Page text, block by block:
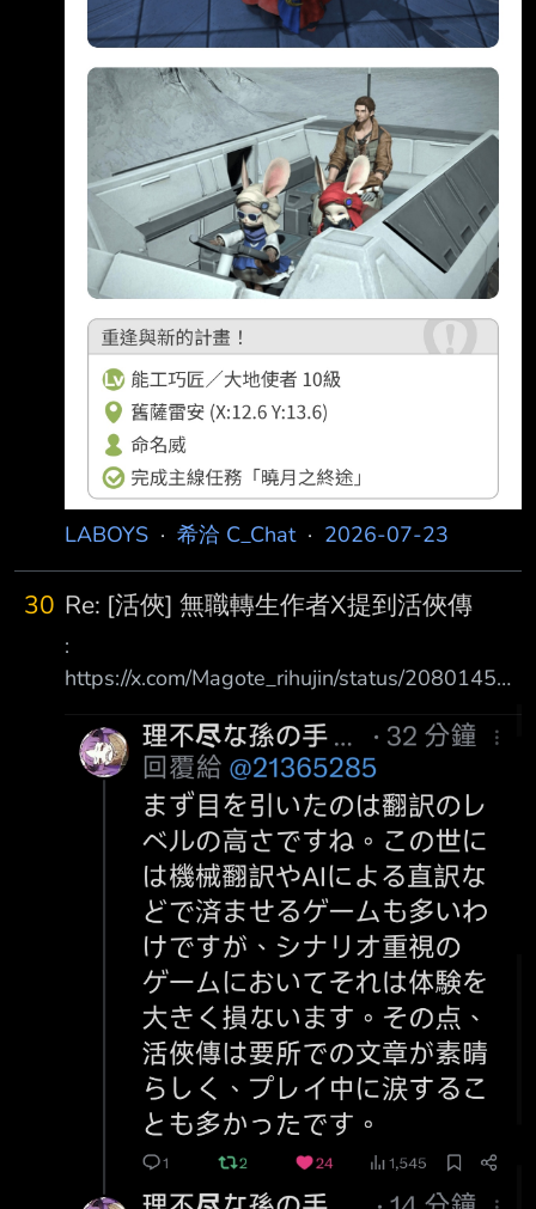
LABOYS · 希洽 C_Chat· 2026-07-23
30 Re: [活俠] 無職轉生作者X提到活俠傳
:
https://x.com/Magote_rihujin/status/20801456
ますぎるので翻訳MODのチームにプロが紛れ
込んでそうだ : なと思ったりした。 : 覺得日文
翻譯小組裡面混了專業人士，重要場景翻譯得太
好了 有台灣書迷在底下問老師感想
http://i.imgur.com/WUncp9I.jpg 首先吸引我注
意的是翻譯水準奇高。 這個世界上有許多遊戲
會直接使用機器翻譯， 或是依靠 AI 進行直譯來
處理文本， 但對於重視劇情的遊戲